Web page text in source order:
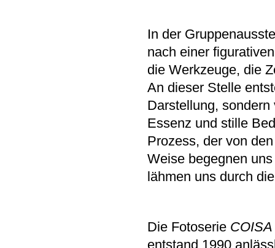
In der
nach einer
die Werkzeuge, die
An dieser Stelle
Darstellung,
Essenz und stille
Prozess, der von
Weise begegnen
lähmen uns durch
Die Fotoserie
entstand 1990